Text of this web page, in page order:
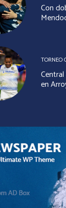
Con
TORNEO
en